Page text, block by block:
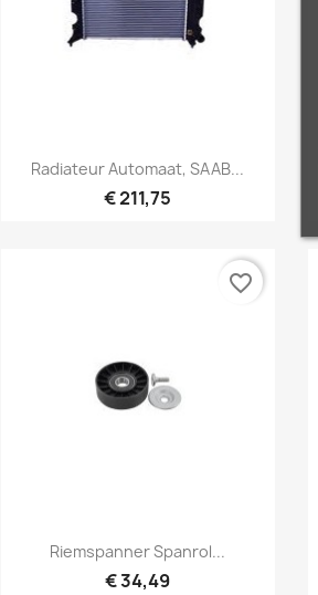
Snel bekijken
Radiateur Automaat, SAAB...
€ 211,75
Snel bekijken
Riemspanner Spanrol...
€ 34,49
favorite_border